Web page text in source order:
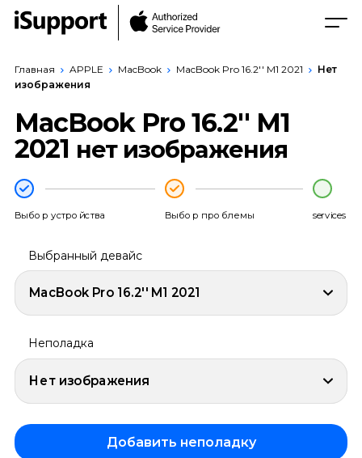
Главная APPLE MacBook MacBook Pro 16.2'' M1 2021
Нет
изображения
MacBook Pro 16.2'' M1
2021 нет изображения
Выбор устройства Выбор проблемы services
Выбранный девайс
MacBook Pro 16.2'' M1 2021
Неполадка
Нет изображения
Добавить неполадку